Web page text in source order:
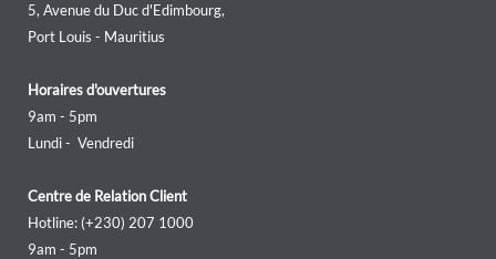
5, Avenue du Duc d'Edimbourg,
Port Louis - Mauritius
Horaires d'ouvertures
9am - 5pm
Lundi - Vendredi
Centre de Relation Client
Hotline: (+230) 207 1000
9am - 5pm